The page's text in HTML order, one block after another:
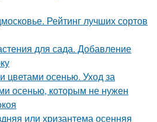
Рейтинг лучших сортов
для сада. Добавление
цветами осенью. Уход за
осенью, которым не нужен
или хризантема осенняя